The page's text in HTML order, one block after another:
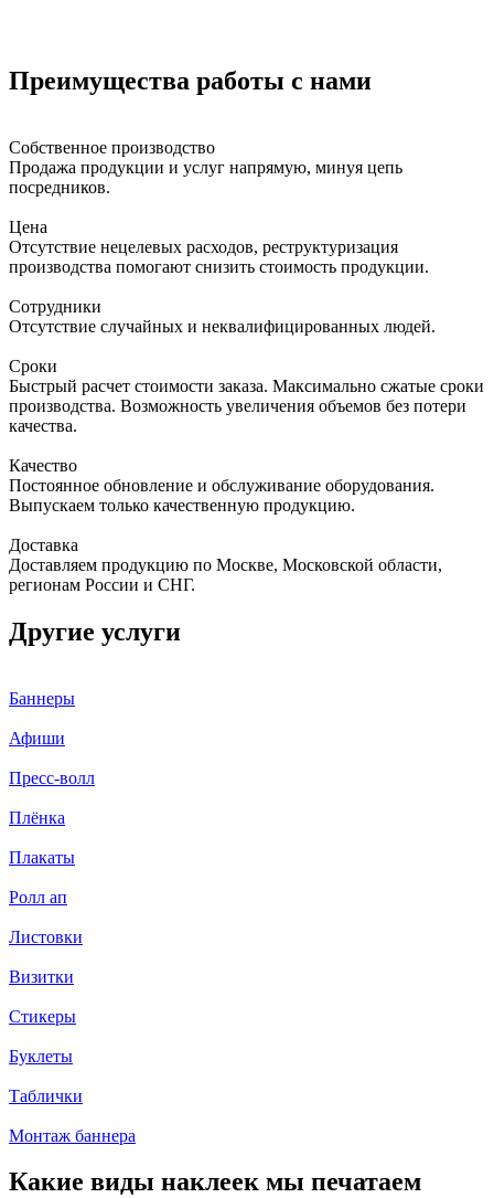
Преимущества работы с нами
Собственное производство
Продажа продукции и услуг напрямую, минуя цепь
посредников.
Цена
Отсутствие нецелевых расходов, реструктуризация
производства помогают снизить стоимость продукции.
Сотрудники
Отсутствие случайных и неквалифицированных людей.
Сроки
Быстрый расчет стоимости заказа. Максимально сжатые сроки
производства. Возможность увеличения объемов без потери
качества.
Качество
Постоянное обновление и обслуживание оборудования.
Выпускаем только качественную продукцию.
Доставка
Доставляем продукцию по Москве, Московской области,
регионам России и СНГ.
Другие услуги
Баннеры
Афиши
Пресс-волл
Плёнка
Плакаты
Ролл ап
Листовки
Визитки
Стикеры
Буклеты
Таблички
Монтаж баннера
Какие виды наклеек мы печатаем